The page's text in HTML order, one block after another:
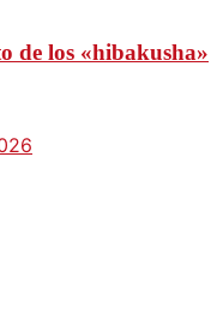
de los «hibakusha»